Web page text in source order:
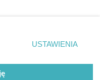
prywatności
strony
wymagają zgody
się takiemu
USTAWIENIA